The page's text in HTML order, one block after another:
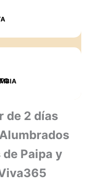
de 2 días
Paipa y